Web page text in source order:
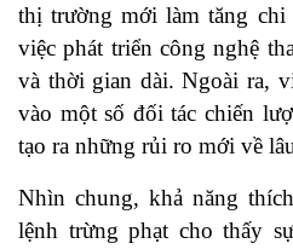
thị trường mới làm tăng
việc phát triển công nghệ
và thời gian dài. Ngoài ra,
vào một số đối tác chiến
tạo ra những rủi ro mới về
Nhìn chung, khả năng
lệnh trừng phạt cho thấy